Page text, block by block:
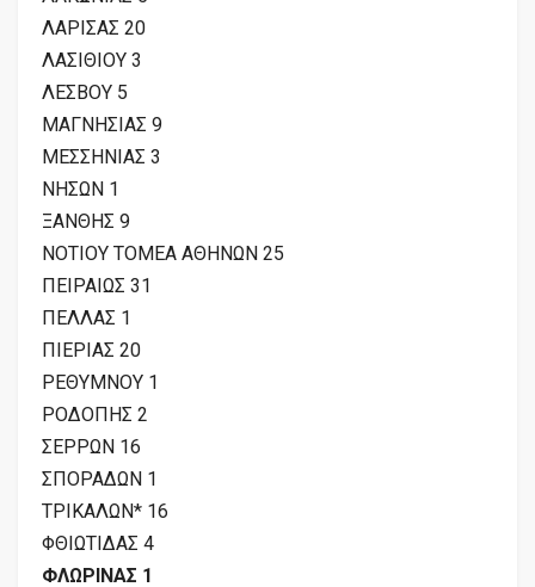
ΛΑΡΙΣΑΣ 20
ΛΑΣΙΘΙΟΥ 3
ΛΕΣΒΟΥ 5
ΜΑΓΝΗΣΙΑΣ 9
ΜΕΣΣΗΝΙΑΣ 3
ΝΗΣΩΝ 1
ΞΑΝΘΗΣ 9
ΝΟΤΙΟΥ ΤΟΜΕΑ ΑΘΗΝΩΝ 25
ΠΕΙΡΑΙΩΣ 31
ΠΕΛΛΑΣ 1
ΠΙΕΡΙΑΣ 20
ΡΕΘΥΜΝΟΥ 1
ΡΟΔΟΠΗΣ 2
ΣΕΡΡΩΝ 16
ΣΠΟΡΑΔΩΝ 1
ΤΡΙΚΑΛΩΝ* 16
ΦΘΙΩΤΙΔΑΣ 4
ΦΛΩΡΙΝΑΣ 1